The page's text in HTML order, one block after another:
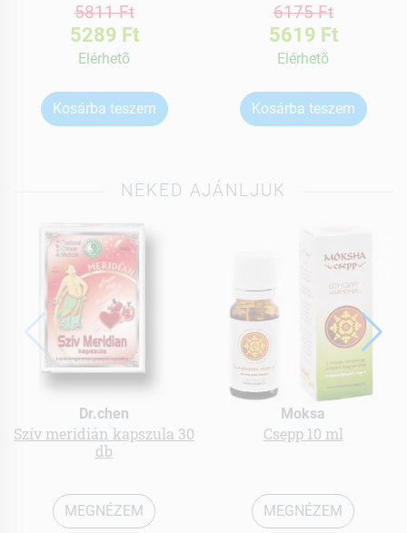
5811 Ft
5289 Ft
Elérhetõ
Kosárba teszem
6175 Ft
5619 Ft
Elérhetõ
Kosárba teszem
NEKED AJÁNLJUK
Dr.chen
Szív meridián kapszula 30
db
MEGNÉZEM
Moksa
Csepp 10 ml
MEGNÉZEM